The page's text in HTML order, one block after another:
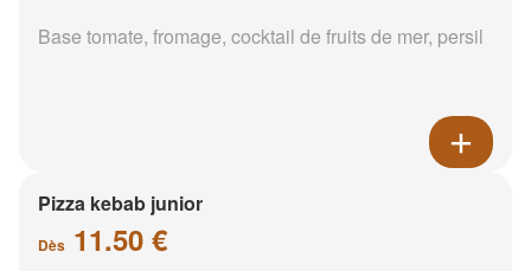
Base tomate, fromage, cocktail de fruits de mer, persil
Pizza kebab junior
Dès 11.50 €